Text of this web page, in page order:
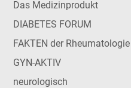
Das Medizinprodukt
DIABETES FORUM
FAKTEN der Rheumatologie
GYN-AKTIV
neurologisch